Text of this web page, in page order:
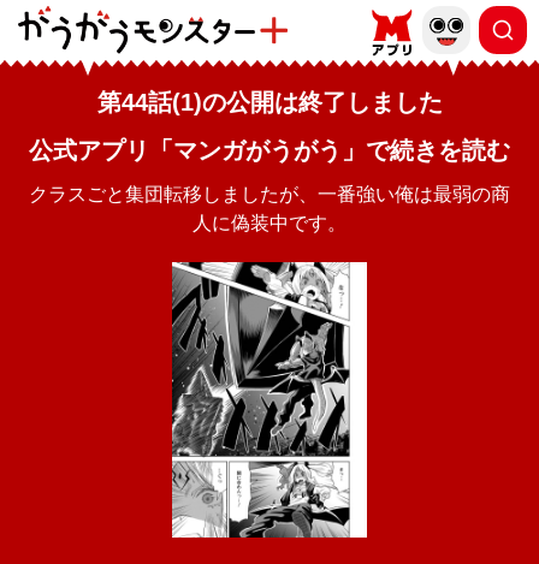
第44話(1)の公開は終了しました
公式アプリ「マンガがうがう」で続きを読む
クラスごと集団転移しましたが、一番強い俺は最弱の商
人に偽装中です。